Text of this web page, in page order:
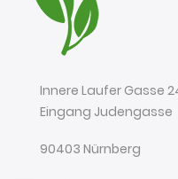
Innere Laufer Gasse
Eingang Judengasse
90403 Nürnberg